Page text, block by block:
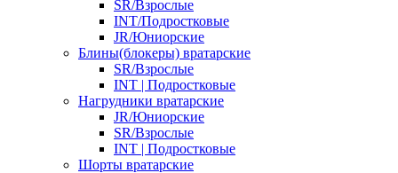
SR/Взрослые
INT/Подростковые
JR/Юниорские
Блины(блокеры) вратарские
SR/Взрослые
INT | Подростковые
Нагрудники вратарские
JR/Юниорские
SR/Взрослые
INT | Подростковые
Шорты вратарские